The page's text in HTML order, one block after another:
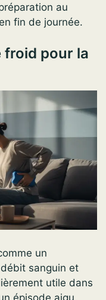
au
fin de journée.
froid pour la
un
sanguin et
utile dans
épisode aigu,